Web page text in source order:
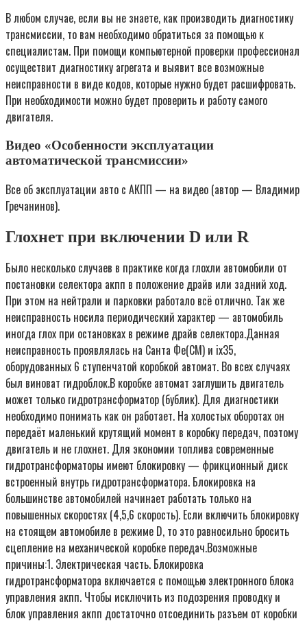
В любом случае, если вы не знаете, как производить диагностику
трансмиссии, то вам необходимо обратиться за помощью к
специалистам. При помощи компьютерной проверки профессионал
осуществит диагностику агрегата и выявит все возможные
неисправности в виде кодов, которые нужно будет расшифровать.
При необходимости можно будет проверить и работу самого
двигателя.
Видео «Особенности эксплуатации
автоматической трансмиссии»
Все об эксплуатации авто с АКПП — на видео (автор — Владимир
Гречанинов).
Глохнет при включении D или R
Было несколько случаев в практике когда глохли автомобили от
постановки селектора акпп в положение драйв или задний ход.
При этом на нейтрали и парковки работало всё отлично. Так же
неисправность носила периодический характер — автомобиль
иногда глох при остановках в режиме драйв селектора.Данная
неисправность проявлялась на Санта Фе(CM) и ix35,
оборудованных 6 ступенчатой коробкой автомат. Во всех случаях
был виноват гидроблок.В коробке автомат заглушить двигатель
может только гидротрансформатор (бублик). Для диагностики
необходимо понимать как он работает. На холостых оборотах он
передаёт маленький крутящий момент в коробку передач, поэтому
двигатель и не глохнет. Для экономии топлива современные
гидротрансформаторы имеют блокировку — фрикционный диск
встроенный внутрь гидротрансформатора. Блокировка на
большинстве автомобилей начинает работать только на
повышенных скоростях (4,5,6 скорость). Если включить блокировку
на стоящем автомобиле в режиме D, то это равносильно бросить
сцепление на механической коробке передач.Возможные
причины:1. Электрическая часть. Блокировка
гидротрансформатора включается с помощью электронного блока
управления акпп. Чтобы исключить из подозрения проводку и
блок управления акпп достаточно отсоединить разъем от коробки